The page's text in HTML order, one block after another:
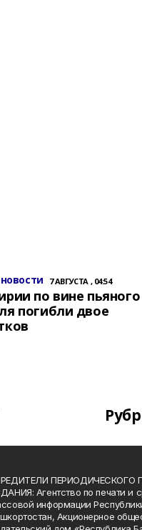
7 АВГУСТА , 04:54
по вине пьяного
погибли двое
ПЕРИОДИЧЕСКОГО
Агентство по печати и
информации
Акционерное